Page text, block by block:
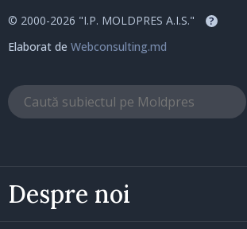
Despre noi
© 2000-2026 "I.P. MOLDPRES A.I.S." ?
Elaborat de Webconsulting.md